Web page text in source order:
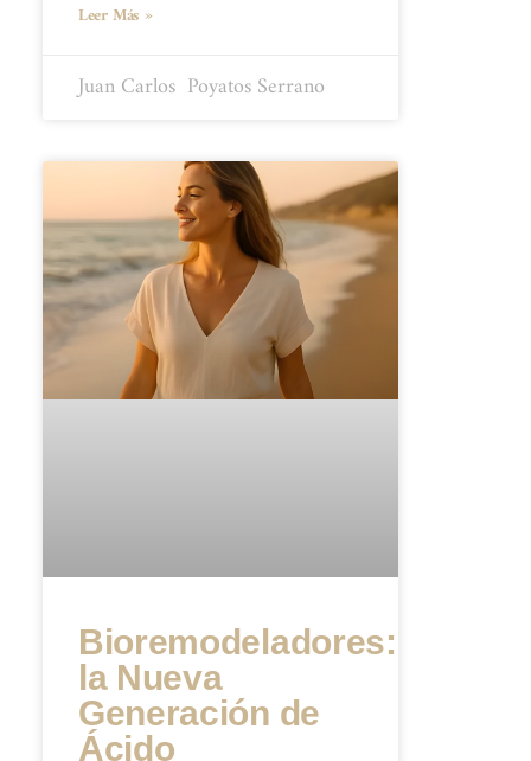
Leer Más »
Juan Carlos ​ Poyatos Serrano
Bioremodeladores:
la Nueva
Generación de
Ácido